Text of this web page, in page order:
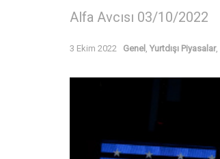
Alfa Avcısı 03/10/2022
3 Ekim 2022 Genel Yurtdışı Piyasalar,